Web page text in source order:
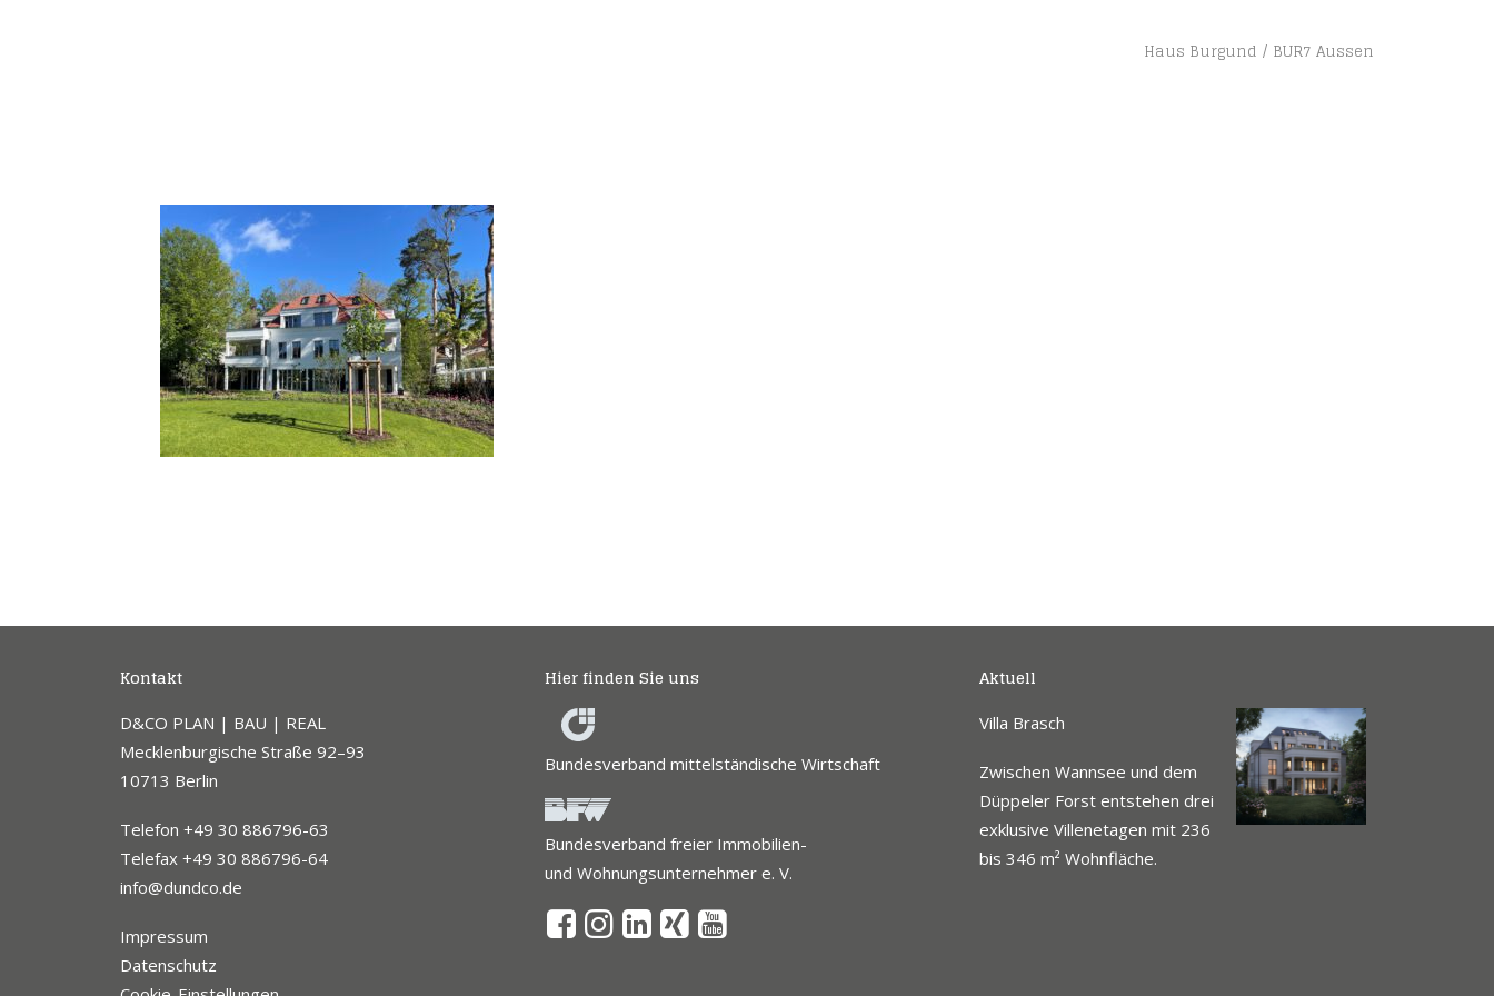
Haus Burgund BUR7 Aussen
Kontakt
D&CO PLAN | BAU | REAL
Mecklenburgische Straße 92–93
10713 Berlin
Telefon +49 30 886796-63
Telefax +49 30 886796-64
info@dundco.de
Impressum
Datenschutz
Hier finden Sie uns
Bundesverband mittelständische Wirtschaft
Bundesverband freier Immobilien-
und Wohnungsunternehmer e. V.
Aktuell
Villa Brasch
Zwischen Wannsee und dem
Düppeler Forst entstehen drei
exklusive Villenetagen mit 236
bis 346 m² Wohnfläche.